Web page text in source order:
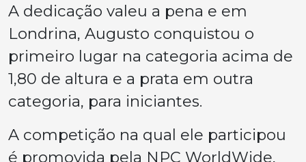
A dedicação valeu a pena e em
Londrina, Augusto conquistou o
primeiro lugar na categoria acima de
1,80 de altura e a prata em outra
categoria, para iniciantes.
A competição na qual ele participou
é promovida pela NPC WorldWide,